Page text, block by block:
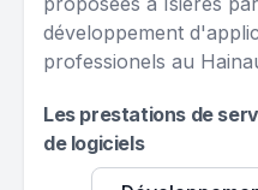
développement
professionels au
Les prestations de
de logiciels